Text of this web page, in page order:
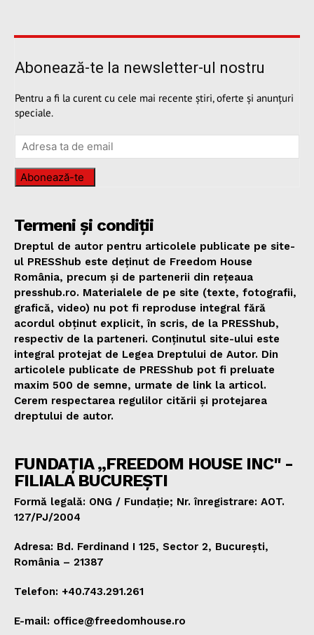
Abonează-te la newsletter-ul nostru
Pentru a fi la curent cu cele mai recente știri, oferte și anunțuri
speciale.
Abonează-te
Termeni și condiții
Dreptul de autor pentru articolele publicate pe site-
ul PRESShub este deținut de Freedom House
România, precum și de partenerii din rețeaua
presshub.ro. Materialele de pe site (texte, fotografii,
grafică, video) nu pot fi reproduse integral fără
acordul obținut explicit, în scris, de la PRESShub,
respectiv de la parteneri. Conținutul site-ului este
integral protejat de Legea Dreptului de Autor. Din
articolele publicate de PRESShub pot fi preluate
maxim 500 de semne, urmate de link la articol.
Cerem respectarea regulilor citării și protejarea
dreptului de autor.
FUNDAȚIA „FREEDOM HOUSE INC" -
FILIALA BUCUREȘTI
Formă legală: ONG / Fundație; Nr. înregistrare: AOT.
127/PJ/2004
Adresa: Bd. Ferdinand I 125, Sector 2, București,
România – 21387
Telefon: +40.743.291.261
E-mail: office@freedomhouse.ro